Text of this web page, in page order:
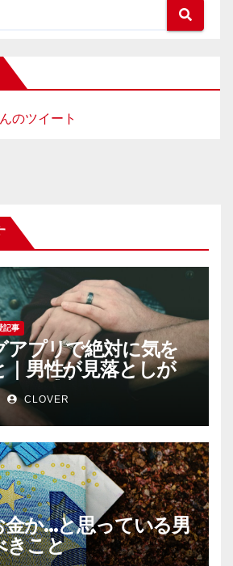
のツイート
記事
アプリで絶対に気を
｜男性が見落としが
警戒心
CLOVER
金か…と思っている男
きこと